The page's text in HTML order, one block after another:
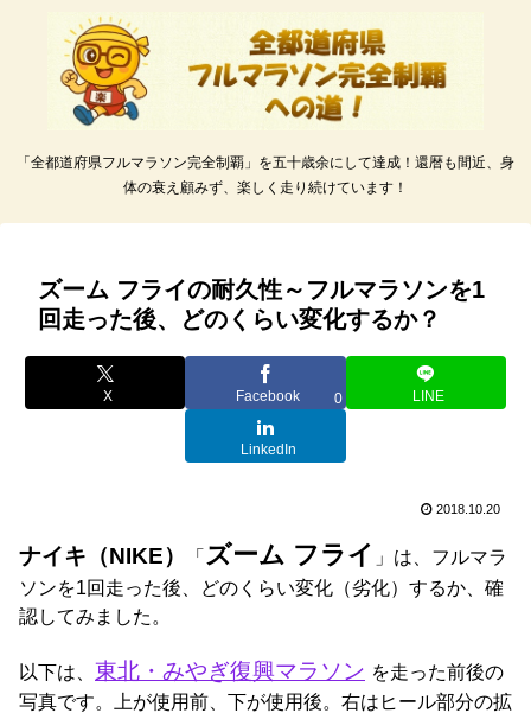
「全都道府県フルマラソン完全制覇」を五十歳余にして達成！還暦も間近、身
体の衰え顧みず、楽しく走り続けています！
ズーム フライの耐久性～フルマラソンを1
回走った後、どのくらい変化するか？
X Facebook 0 LINE
LinkedIn
2018.10.20
ナイキ（NIKE） 「 ズーム フライ 」は、フルマラ
ソンを1回走った後、どのくらい変化（劣化）するか、確
認してみました。
以下は、 東北・みやぎ復興マラソン を走った前後の
写真です。上が使用前、下が使用後。右はヒール部分の拡